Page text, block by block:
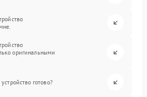
оригинальными
готово?